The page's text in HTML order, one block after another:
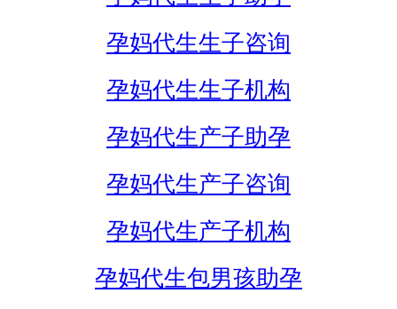
孕妈代生生子咨询
孕妈代生生子机构
孕妈代生产子助孕
孕妈代生产子咨询
孕妈代生产子机构
孕妈代生包男孩助孕